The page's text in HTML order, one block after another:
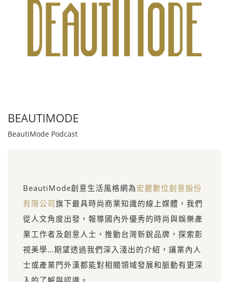
BEAUTIMODE
BeautiMode Podcast
BeautiMode創意生活風格網為宏麗數位創意股份
有限公司旗下最具時尚商業知識的線上媒體，我們
從人文角度出發，報導國內外優秀的時尚與娛樂產
業工作者及創意人士，推動台灣新銳品牌，探索影
視美學…期望透過我們深入淺出的介紹，讓業內人
士或產業門外漢都能對相關領域發展和脈動有更深